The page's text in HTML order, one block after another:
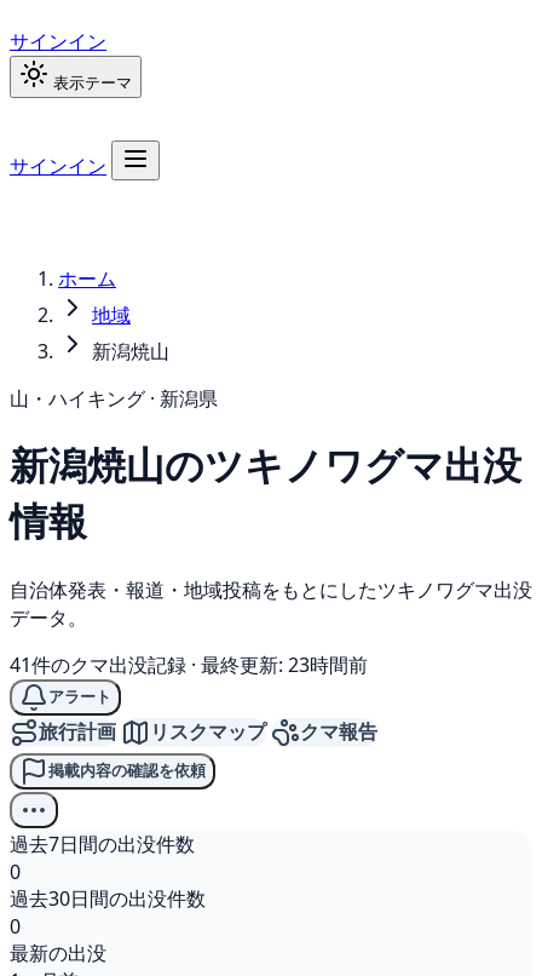
サインイン
表示テーマ
サインイン
ホーム
地域
新潟焼山
山・ハイキング · 新潟県
新潟焼山のツキノワグマ出没
情報
自治体発表・報道・地域投稿をもとにしたツキノワグマ出没
データ。
41件のクマ出没記録 · 最終更新: 23時間前
アラート
旅行計画 リスクマップ クマ報告
掲載内容の確認を依頼
過去7日間の出没件数
0
過去30日間の出没件数
0
最新の出没